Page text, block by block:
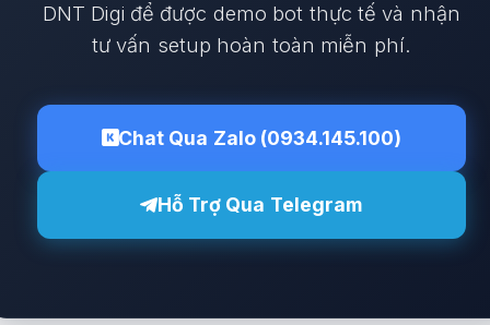
DNT Digi để được demo bot thực tế và nhận
tư vấn setup hoàn toàn miễn phí.
Chat Qua Zalo (0934.145.100)
Hỗ Trợ Qua Telegram